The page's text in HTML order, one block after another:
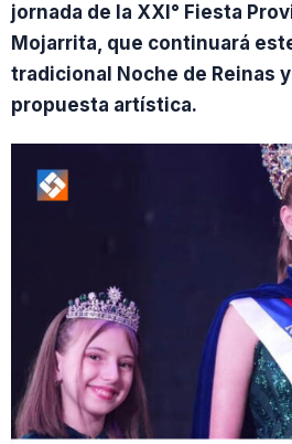
jornada de la XXI° Fiesta
Mojarrita, que continuará
tradicional Noche de Reinas
propuesta artística.